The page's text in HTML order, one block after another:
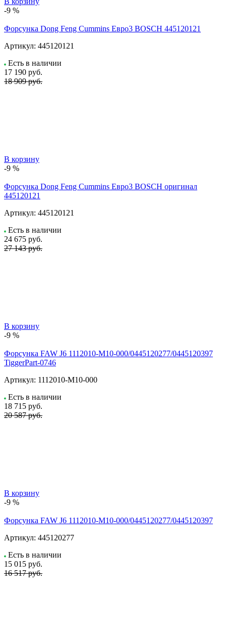
-9 %
Форсунка Dong Feng Cummins Евро3 BOSCH 445120121
Артикул: 445120121
Есть в наличии
17 190 руб.
18 909 руб.
В корзину
-9 %
Форсунка Dong Feng Cummins Евро3 BOSCH оригинал
445120121
Артикул: 445120121
Есть в наличии
24 675 руб.
27 143 руб.
В корзину
-9 %
Форсунка FAW J6 1112010-M10-000/0445120277/0445120397
TiggerPart-0746
Артикул: 1112010-M10-000
Есть в наличии
18 715 руб.
20 587 руб.
В корзину
-9 %
Форсунка FAW J6 1112010-M10-000/0445120277/0445120397
Артикул: 445120277
Есть в наличии
15 015 руб.
16 517 руб.